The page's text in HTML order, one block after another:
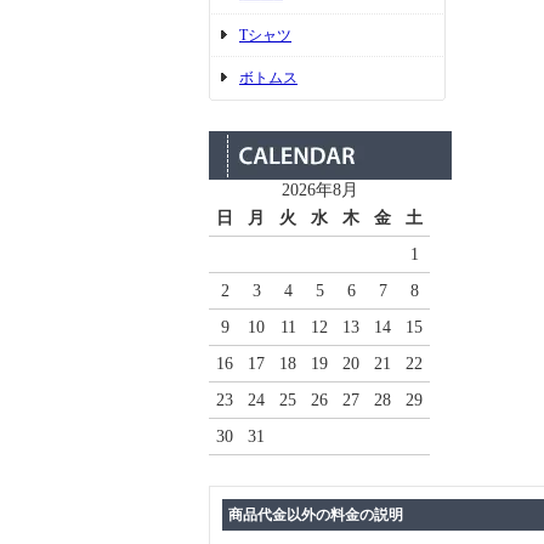
Tシャツ
ボトムス
2026年8月
日
月 火 水 木 金
土
1
2
3 4 5 6 7
8
9
10 11 12 13 14
15
16
17 18 19 20 21
22
23
24 25 26 27 28
29
30
31
商品代金以外の料金の説明